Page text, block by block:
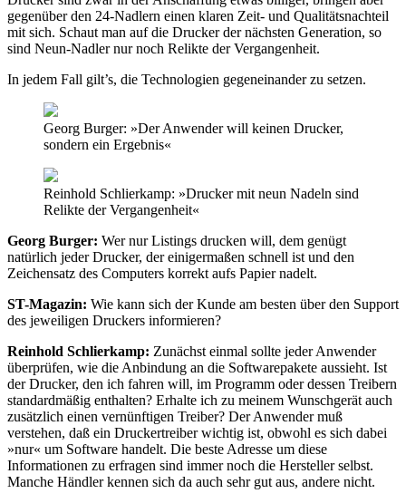
gegenüber den 24-Nadlern einen klaren Zeit- und Qualitätsnachteil
mit sich. Schaut man auf die Drucker der nächsten Generation, so
sind Neun-Nadler nur noch Relikte der Vergangenheit.
In jedem Fall gilt’s, die Technologien gegeneinander zu setzen.
Georg Burger: »Der Anwender will keinen Drucker,
sondern ein Ergebnis«
Reinhold Schlierkamp: »Drucker mit neun Nadeln sind
Relikte der Vergangenheit«
Georg Burger: Wer nur Listings drucken will, dem genügt
natürlich jeder Drucker, der einigermaßen schnell ist und den
Zeichensatz des Computers korrekt aufs Papier nadelt.
ST-Magazin: Wie kann sich der Kunde am besten über den Support
des jeweiligen Druckers informieren?
Reinhold Schlierkamp: Zunächst einmal sollte jeder Anwender
überprüfen, wie die Anbindung an die Softwarepakete aussieht. Ist
der Drucker, den ich fahren will, im Programm oder dessen Treibern
standardmäßig enthalten? Erhalte ich zu meinem Wunschgerät auch
zusätzlich einen vernünftigen Treiber? Der Anwender muß
verstehen, daß ein Druckertreiber wichtig ist, obwohl es sich dabei
»nur« um Software handelt. Die beste Adresse um diese
Informationen zu erfragen sind immer noch die Hersteller selbst.
Manche Händler kennen sich da auch sehr gut aus, andere nicht.